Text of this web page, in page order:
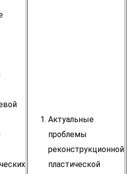
Актуальные
проблемы
реконструкционной
пластической